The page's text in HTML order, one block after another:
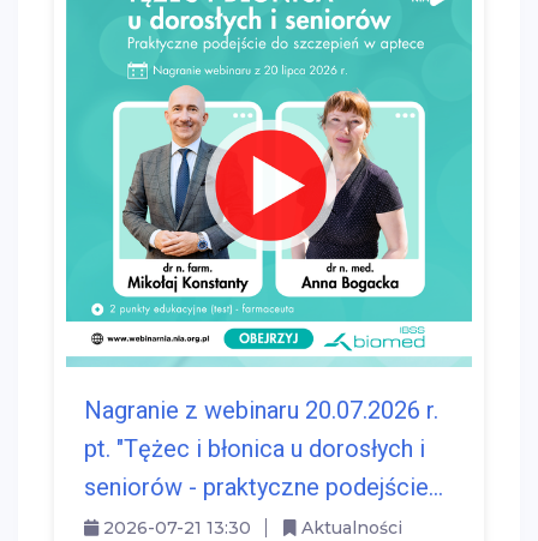
Nagranie z webinaru 20.07.2026 r.
pt. "Tężec i błonica u dorosłych i
seniorów - praktyczne podejście...
2026-07-21 13:30 Aktualności